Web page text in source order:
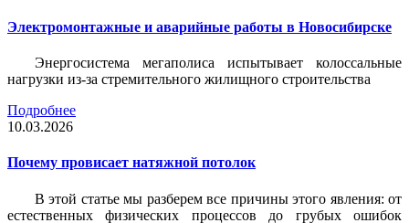
Электромонтажные и аварийные работы в Новосибирске
Энергосистема мегаполиса испытывает колоссальные
нагрузки из-за стремительного жилищного строительства
Подробнее
10.03.2026
Почему провисает натяжной потолок
В этой статье мы разберем все причины этого явления: от
естественных физических процессов до грубых ошибок